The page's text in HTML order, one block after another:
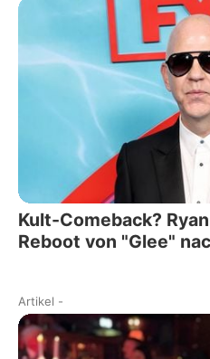
Kult-Comeback?
Reboot von "Glee"
Artikel -